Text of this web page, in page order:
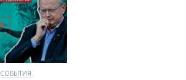
СОБЫТИЯ